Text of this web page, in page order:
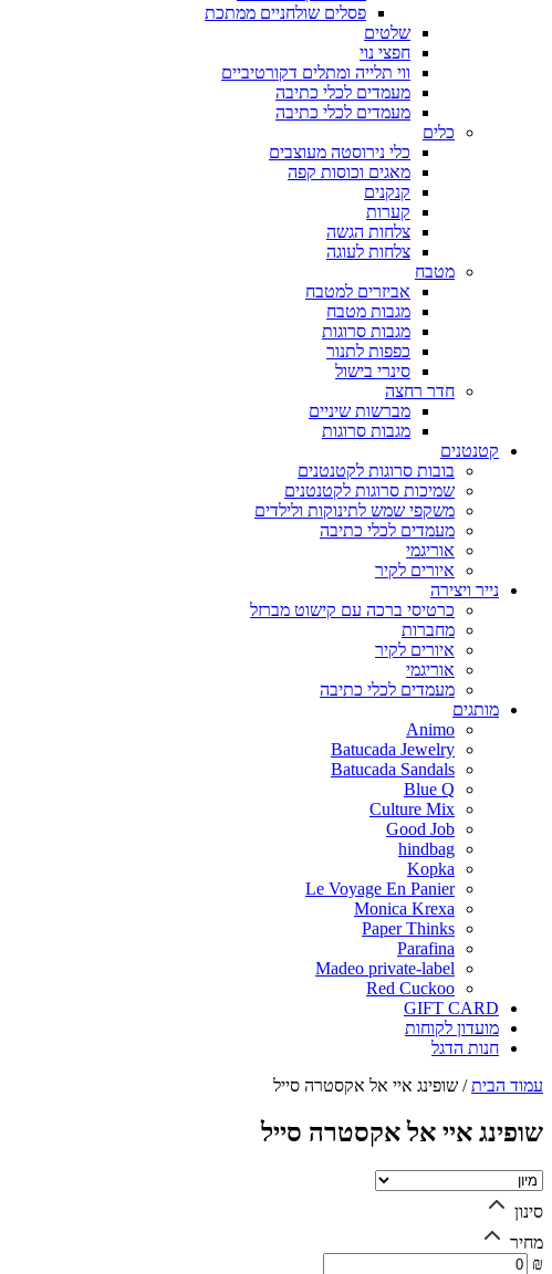
פסלים שולחניים ממתכת
שלטים
חפצי נוי
ווי תלייה ומתלים דקורטיביים
מעמדים לכלי כתיבה
מעמדים לכלי כתיבה
כלים
כלי נירוסטה מעוצבים
מאגים וכוסות קפה
קנקנים
קערות
צלחות הגשה
צלחות לעוגה
מטבח
אביזרים למטבח
מגבות מטבח
מגבות סרוגות
כפפות לתנור
סינרי בישול
חדר רחצה
מברשות שיניים
מגבות סרוגות
קטנטנים
בובות סרוגות לקטנטנים
שמיכות סרוגות לקטנטנים
משקפי שמש לתינוקות ולילדים
מעמדים לכלי כתיבה
אוריגמי
איורים לקיר
נייר ויצירה
כרטיסי ברכה עם קישוט מברזל
מחברות
איורים לקיר
אוריגמי
מעמדים לכלי כתיבה
מותגים
Animo
Batucada Jewelry
Batucada Sandals
Blue Q
Culture Mix
Good Job
hindbag
Kopka
Le Voyage En Panier
Monica Krexa
Paper Thinks
Parafina
Madeo private-label
Red Cuckoo
GIFT CARD
מועדון לקוחות
חנות הדגל
עמוד הבית/ שופינג איי אל אקסטרה סייל
שופינג איי אל אקסטרה סייל
סינון
מחיר
₪